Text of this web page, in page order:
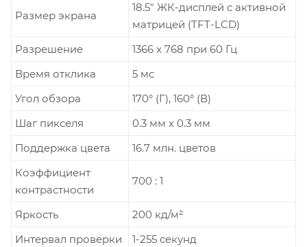
Размер экрана
18.5" ЖК-дисплей с активной
матрицей (TFT-LCD)
Разрешение
1366 x 768 при 60 Гц
Время отклика
5 мс
Угол обзора
170° (Г), 160° (В)
Шаг пикселя
0.3 мм x 0.3 мм
Поддержка цвета
16.7 млн. цветов
Коэффициент
контрастности
700 : 1
Яркость
200 кд/м²
Интервал проверки
1-255 секунд